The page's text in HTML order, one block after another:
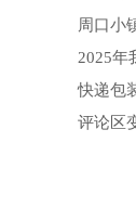
周口小
2025年
快递包
评论区